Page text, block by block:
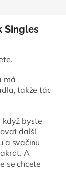
Singles
má
takže tác
když byste
další
a svačinu
A
se chcete